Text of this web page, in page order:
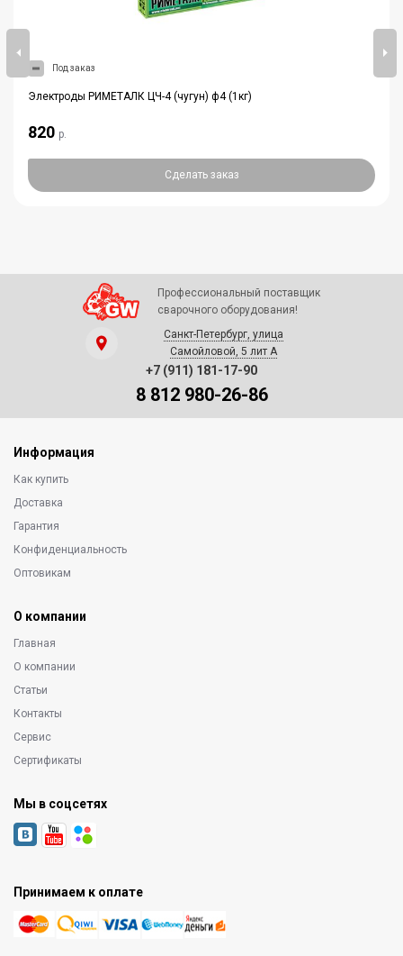
Под заказ
Электроды РИМЕТАЛК ЦЧ-4 (чугун) ф4 (1кг)
820 р.
Сделать заказ
Профессиональный поставщик
сварочного оборудования!
Санкт-Петербург, улица
Самойловой, 5 лит А
+7 (911) 181-17-90
8 812 980-26-86
Информация
Как купить
Доставка
Гарантия
Конфиденциальность
Оптовикам
О компании
Главная
О компании
Статьи
Контакты
Сервис
Сертификаты
Мы в соцсетях
Принимаем к оплате